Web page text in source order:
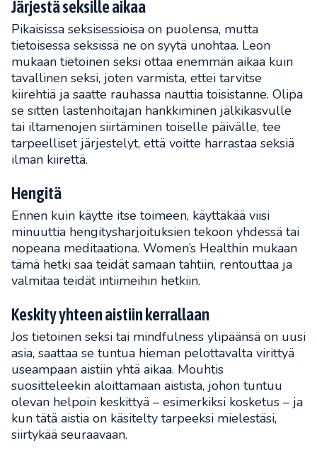
Järjestä seksille aikaa
Pikaisissa seksisessioisa on puolensa, mutta
tietoisessa seksissä ne on syytä unohtaa. Leon
mukaan tietoinen seksi ottaa enemmän aikaa kuin
tavallinen seksi, joten varmista, ettei tarvitse
kiirehtiä ja saatte rauhassa nauttia toisistanne. Olipa
se sitten lastenhoitajan hankkiminen jälkikasvulle
tai iltamenojen siirtäminen toiselle päivälle, tee
tarpeelliset järjestelyt, että voitte harrastaa seksiä
ilman kiirettä.
Hengitä
Ennen kuin käytte itse toimeen, käyttäkää viisi
minuuttia hengitysharjoituksien tekoon yhdessä tai
nopeana meditaationa. Women’s Healthin mukaan
tämä hetki saa teidät samaan tahtiin, rentouttaa ja
valmitaa teidät intiimeihin hetkiin.
Keskity yhteen aistiin kerrallaan
Jos tietoinen seksi tai mindfulness ylipäänsä on uusi
asia, saattaa se tuntua hieman pelottavalta virittyä
useampaan aistiin yhtä aikaa. Mouhtis
suositteleekin aloittamaan aistista, johon tuntuu
olevan helpoin keskittyä – esimerkiksi kosketus – ja
kun tätä aistia on käsitelty tarpeeksi mielestäsi,
siirtykää seuraavaan.